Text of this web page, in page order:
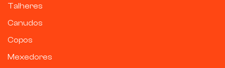
Talheres
Canudos
Copos
Mexedores